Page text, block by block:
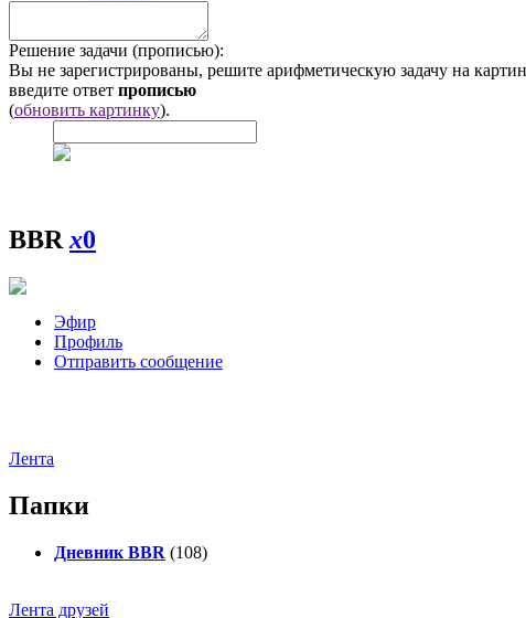
Решение задачи (прописью):
Вы не зарегистрированы, решите арифметическую задачу на
введите ответ прописью
(обновить картинку).
BBRx0
Эфир
Профиль
Отправить сообщение
Лента
Папки
Дневник BBR (108)
Лента друзей